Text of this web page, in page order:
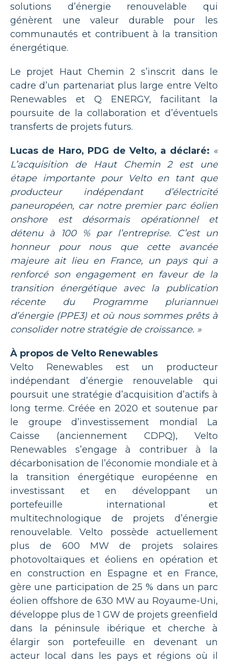
solutions d’énergie renouvelable qui
génèrent une valeur durable pour les
communautés et contribuent à la transition
énergétique.
Le projet Haut Chemin 2 s’inscrit dans le
cadre d’un partenariat plus large entre Velto
Renewables et Q ENERGY, facilitant la
poursuite de la collaboration et d’éventuels
transferts de projets futurs.
Lucas de Haro, PDG de Velto, a déclaré: «
L’acquisition de Haut Chemin 2 est une
étape importante pour Velto en tant que
producteur indépendant d’électricité
paneuropéen, car notre premier parc éolien
onshore est désormais opérationnel et
détenu à 100 % par l’entreprise. C’est un
honneur pour nous que cette avancée
majeure ait lieu en France, un pays qui a
renforcé son engagement en faveur de la
transition énergétique avec la publication
récente du Programme pluriannuel
d’énergie (PPE3) et où nous sommes prêts à
consolider notre stratégie de croissance. »
À propos de Velto Renewables
Velto Renewables est un producteur
indépendant d’énergie renouvelable qui
poursuit une stratégie d’acquisition d’actifs à
long terme. Créée en 2020 et soutenue par
le groupe d’investissement mondial La
Caisse (anciennement CDPQ), Velto
Renewables s’engage à contribuer à la
décarbonisation de l’économie mondiale et à
la transition énergétique européenne en
investissant et en développant un
portefeuille international et
multitechnologique de projets d’énergie
renouvelable. Velto possède actuellement
plus de 600 MW de projets solaires
photovoltaïques et éoliens en opération et
en construction en Espagne et en France,
gère une participation de 25 % dans un parc
éolien offshore de 630 MW au Royaume-Uni,
développe plus de 1 GW de projets greenfield
dans la péninsule ibérique et cherche à
élargir son portefeuille en devenant un
acteur local dans les pays et régions où il